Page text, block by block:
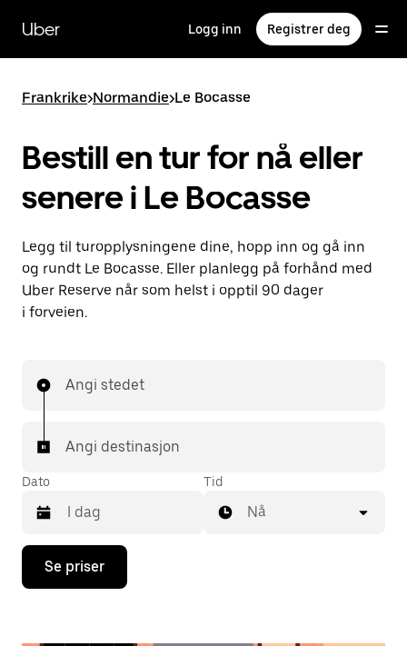
hovedinnholdet
Uber Logg inn Registrer deg
Frankrike>Normandie>Le Bocasse
Bestill en tur for nå eller
senere i Le Bocasse
Legg til turopplysningene dine, hopp inn og gå inn
og rundt Le Bocasse. Eller planlegg på forhånd med
Uber Reserve når som helst i opptil 90 dager
i forveien.
Angi stedet
Angi destinasjon
Dato
Trykk
piltast
Tid
Nå
Se priser